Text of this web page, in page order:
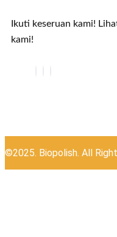
Ikuti keseruan kami!
kami!
©2025. Biopolish. All